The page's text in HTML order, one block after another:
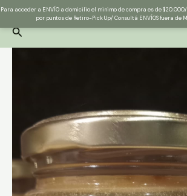
Para acceder a ENVÍO a domicilio el minimo de compra es de
por puntos de Retiro-Pick Up/ Consultá ENVÍOS fuera de
al
Buscar